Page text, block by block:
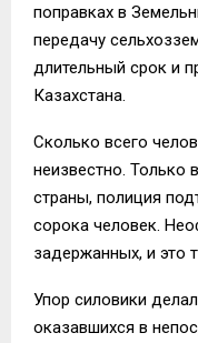
поправках в
передачу
длительный срок и
Казахстана.
Сколько всего
неизвестно. Только
страны, полиция
сорока человек.
задержанных, и это
Упор силовики
оказавшихся в